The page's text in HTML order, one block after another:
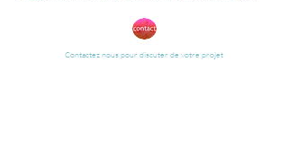
Contactez nous pour discuter de votre projet